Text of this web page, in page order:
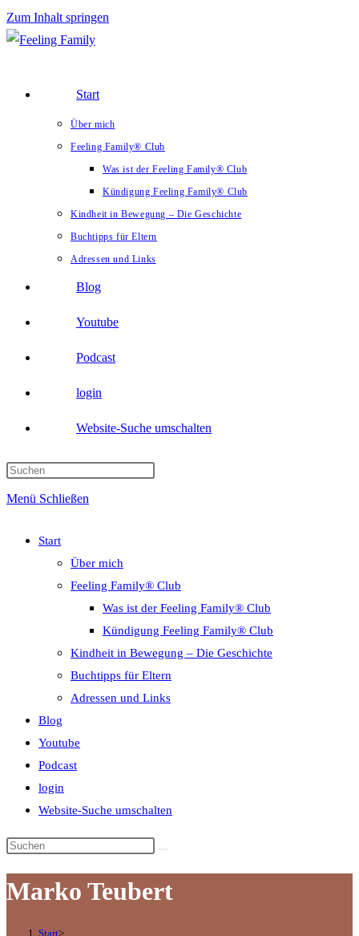
Zum Inhalt springen
Start
Über mich
Feeling Family® Club
Was ist der Feeling Family® Club
Kündigung Feeling Family® Club
Kindheit in Bewegung – Die Geschichte
Buchtipps für Eltern
Adressen und Links
Blog
Youtube
Podcast
login
Website-Suche umschalten
Menü Schließen
Start
Über mich
Feeling Family® Club
Was ist der Feeling Family® Club
Kündigung Feeling Family® Club
Kindheit in Bewegung – Die Geschichte
Buchtipps für Eltern
Adressen und Links
Blog
Youtube
Podcast
login
Website-Suche umschalten
Marko Teubert
Start>